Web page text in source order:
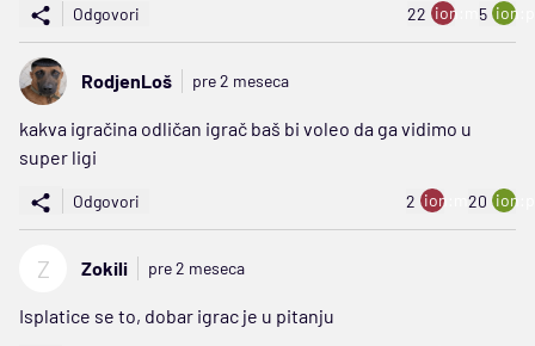
Odgovori 22 ion:minus
5
RodjenLoš pre 2 meseca
kakva igračina odličan igrač baš bi voleo da ga vidimo u
super ligi
Odgovori 2 ion:minus
20
Z Zokili pre 2 meseca
Isplatice se to, dobar igrac je u pitanju